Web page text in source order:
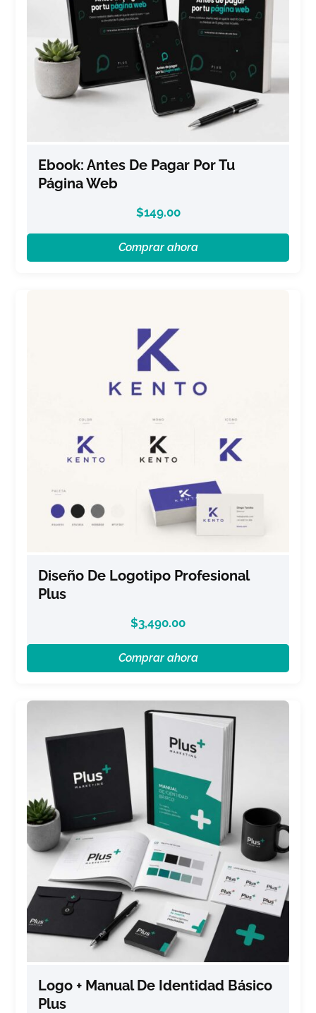
Ebook: Antes De Pagar Por Tu
Página Web
$149.00
Comprar ahora
Diseño De Logotipo Profesional
Plus
$3,490.00
Comprar ahora
Logo + Manual De Identidad Básico
Plus